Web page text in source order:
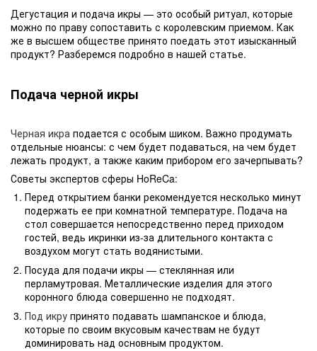
Дегустация и подача икры — это особый ритуал, которые
можно по праву сопоставить с королевским приемом. Как
же в высшем обществе принято поедать этот изысканный
продукт? Разберемся подробно в нашей статье.
Подача черной икры
Черная икра подается с особым шиком. Важно продумать
отдельные нюансы: с чем будет подаваться, на чем будет
лежать продукт, а также каким прибором его зачерпывать?
Советы экспертов сферы HoReCa:
Перед открытием банки рекомендуется несколько минут
подержать ее при комнатной температуре. Подача на
стол совершается непосредственно перед приходом
гостей, ведь икринки из-за длительного контакта с
воздухом могут стать водянистыми.
Посуда для подачи икры — стеклянная или
перламутровая. Металлические изделия для этого
коронного блюда совершенно не подходят.
Под икру принято подавать шампанское и блюда,
которые по своим вкусовым качествам не будут
доминировать над основным продуктом.